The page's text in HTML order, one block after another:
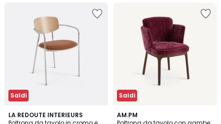
Saldi
LA REDOUTE INTERIEURS
4
/
Saldi
AM.PM
5
/